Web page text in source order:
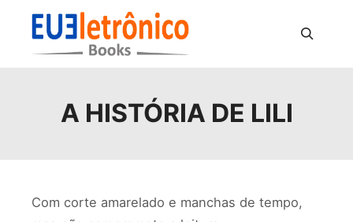
A HISTÓRIA DE LILI
Com corte amarelado e manchas de tempo,